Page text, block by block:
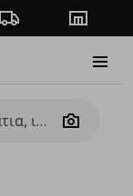
Πορεία παραγγελίας
Camera